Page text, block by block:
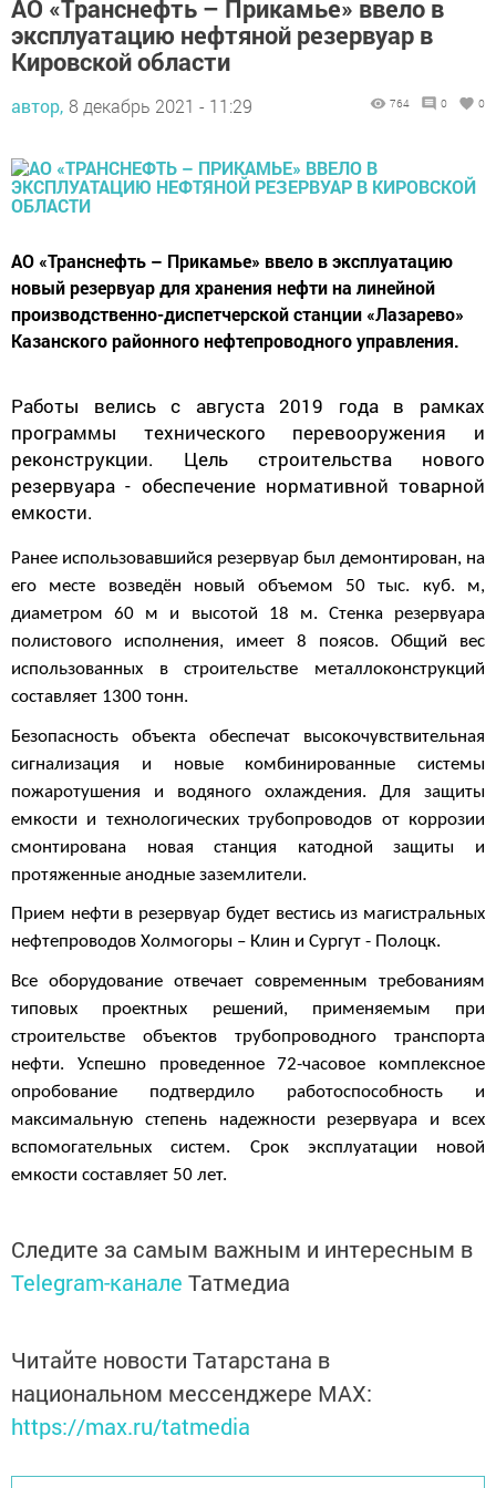
АО «Транснефть – Прикамье» ввело в
эксплуатацию нефтяной резервуар в
Кировской области
автор, 8 декабрь 2021 - 11:29 764 0 0
АО «Транснефть – Прикамье» ввело в эксплуатацию
новый резервуар для хранения нефти на линейной
производственно-диспетчерской станции «Лазарево»
Казанского районного нефтепроводного управления.
Работы велись с августа 2019 года в рамках
программы технического перевооружения и
реконструкции. Цель строительства нового
резервуара - обеспечение нормативной товарной
емкости.
Ранее использовавшийся резервуар был демонтирован, на
его месте возведён новый объемом 50 тыс. куб. м,
диаметром 60 м и высотой 18 м. Стенка резервуара
полистового исполнения, имеет 8 поясов. Общий вес
использованных в строительстве металлоконструкций
составляет 1300 тонн.
Безопасность объекта обеспечат высокочувствительная
сигнализация и новые комбинированные системы
пожаротушения и водяного охлаждения. Для защиты
емкости и технологических трубопроводов от коррозии
смонтирована новая станция катодной защиты и
протяженные анодные заземлители.
Прием нефти в резервуар будет вестись из магистральных
нефтепроводов Холмогоры – Клин и Сургут - Полоцк.
Все оборудование отвечает современным требованиям
типовых проектных решений, применяемым при
строительстве объектов трубопроводного транспорта
нефти. Успешно проведенное 72-часовое комплексное
опробование подтвердило работоспособность и
максимальную степень надежности резервуара и всех
вспомогательных систем. Срок эксплуатации новой
емкости составляет 50 лет.
Следите за самым важным и интересным в
Telegram-канале Татмедиа
Читайте новости Татарстана в
национальном мессенджере MАХ:
https://max.ru/tatmedia